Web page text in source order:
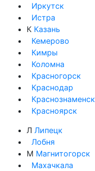
Иркутск
Истра
К Казань
Кемерово
Кимры
Коломна
Красногорск
Краснодар
Краснознаменск
Красноярск
Л Липецк
Лобня
М Магнитогорск
Махачкала